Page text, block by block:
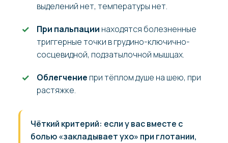
выделений нет, температуры нет.
При пальпации находятся болезненные
триггерные точки в грудино-ключично-
сосцевидной, подзатылочной мышцах.
Облегчение при тёплом душе на шею, при
растяжке.
Чёткий критерий: если у вас вместе с
болью «закладывает ухо» при глотании,